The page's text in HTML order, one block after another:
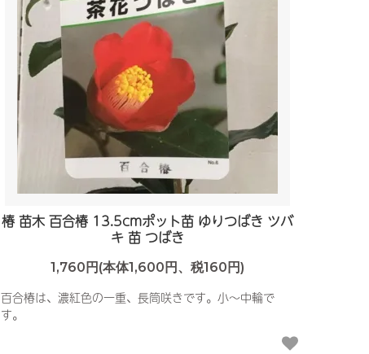
椿 苗木 百合椿 13.5cmポット苗 ゆりつばき ツバ
キ 苗 つばき
1,760円(本体1,600円、税160円)
百合椿は、濃紅色の一重、長筒咲きです。小～中輪で
す。